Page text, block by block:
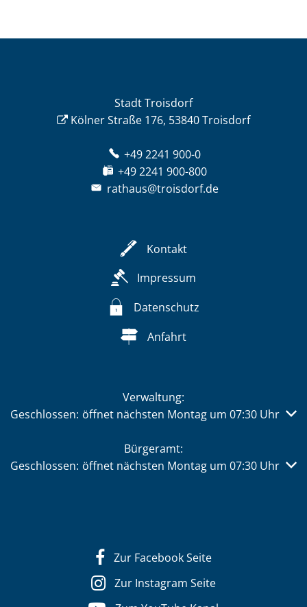
Stadt Troisdorf
Kölner Straße 176, 53840 Troisdorf
+49 2241 900-0
+49 2241 900-800
rathaus@troisdorf.de
Kontakt
Impressum
Datenschutz
Anfahrt
Verwaltung:
Klicken, um weitere Öffnungs- oder Schließzeiten
Geschlossen: öffnet nächsten Montag um 07:30 Uhr
Bürgeramt:
Klicken, um weitere Öffnungs- oder Schließzeiten
Geschlossen: öffnet nächsten Montag um 07:30 Uhr
Zur Facebook Seite
Zur Instagram Seite